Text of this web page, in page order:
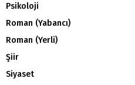
Psikoloji
Roman (Yabancı)
Roman (Yerli)
Şiir
Siyaset